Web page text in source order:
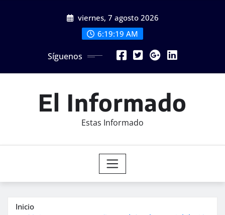
viernes, 7 agosto 2026
6:19:21 AM
Síguenos
El Informado
Estas Informado
Inicio